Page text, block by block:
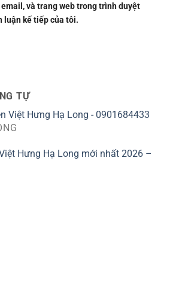
và trang web trong trình duyệt
luận kế tiếp của tôi.
TỰ
Hưng Hạ Long mới nhất 2026 –